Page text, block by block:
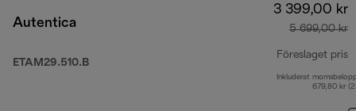
Autentica
ETAM29.510.B
3 399,00 kr
5 699,00 kr
Föreslaget pris
Inkluderat
679,80 kr